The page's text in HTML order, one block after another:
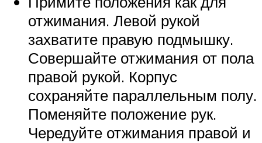
отжимания. Левой рукой
захватите правую подмышку.
Совершайте отжимания от пола
правой рукой. Корпус
сохраняйте параллельным полу.
Поменяйте положение рук.
Чередуйте отжимания правой и